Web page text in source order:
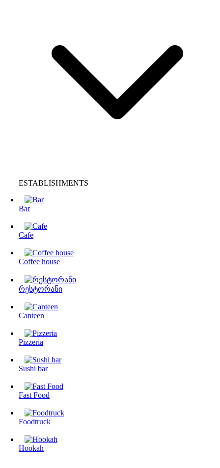
ESTABLISHMENTS
Bar
Cafe
Coffee house
რესტორანი
Canteen
Pizzeria
Sushi bar
Fast Food
Foodtruck
Hookah